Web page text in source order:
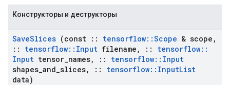
Конструкторы и деструкторы
SaveSlices (const :: tensorflow::Scope & scope ,
::
tensorflow:: Input filename , :: tensorflow::
Input tensor names, :: tensorflow:: Input
shapes and slices, :: tensorflow:: InputList
data)